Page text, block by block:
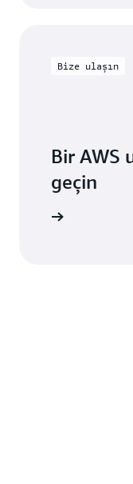
Bize ulaşın
Bir AWS
geçin